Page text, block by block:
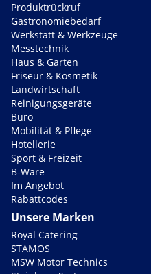
Produktrückruf
Gastronomiebedarf
Werkstatt & Werkzeuge
Messtechnik
Haus & Garten
Friseur & Kosmetik
Landwirtschaft
Reinigungsgeräte
Büro
Mobilität & Pflege
Hotellerie
Sport & Freizeit
B-Ware
Im Angebot
Rabattcodes
Unsere Marken
Royal Catering
STAMOS
MSW Motor Technics